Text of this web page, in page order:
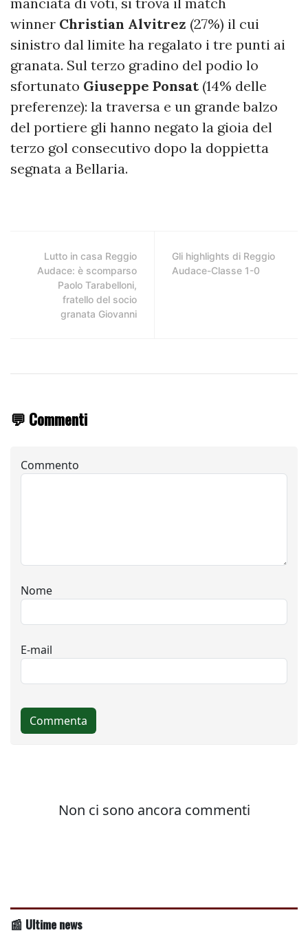
winner Christian Alvitrez (27%) il cui
sinistro dal limite ha regalato i tre punti ai
granata. Sul terzo gradino del podio lo
sfortunato Giuseppe Ponsat (14% delle
preferenze): la traversa e un grande balzo
del portiere gli hanno negato la gioia del
terzo gol consecutivo dopo la doppietta
segnata a Bellaria.
Lutto in casa Reggio
Audace: è scomparso
Paolo Tarabelloni,
fratello del socio
granata Giovanni
Gli highlights di Reggio
Audace-Classe 1-0
💬 Commenti
📰 Ultime news